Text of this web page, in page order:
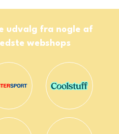
udvalg fra nogle af
webshops